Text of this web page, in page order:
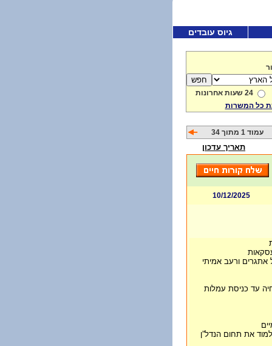
גיוס עובדים
24 שעות אחרונות
כל המשרות
עמוד 1 מתוך 34
תאריך עדכון
10/12/2025
אתגרים ורעב אמיתי
עד כניסת עמלות
את תחום הנדל”ן